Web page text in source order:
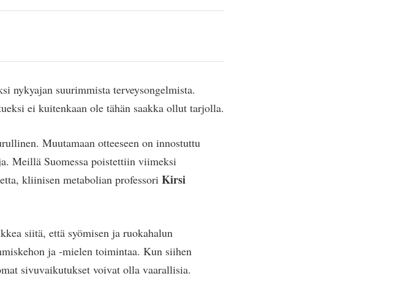
nykyajan suurimmista terveysongelmista.
ei kuitenkaan ole tähän saakka ollut tarjolla.
Muutamaan otteeseen on innostuttu
Meillä Suomessa poistettiin viimeksi
kliinisen metabolian professori Kirsi
siitä, että syömisen ja ruokahalun
ja -mielen toimintaa. Kun siihen
sivuvaikutukset voivat olla vaarallisia.